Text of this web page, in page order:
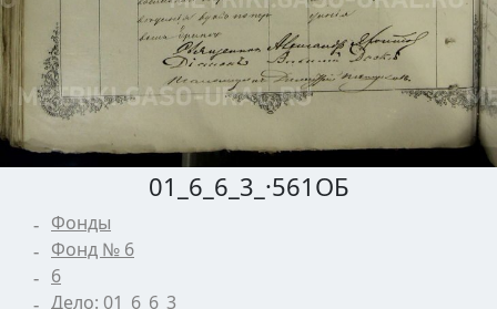
01_6_6_3_·561ОБ
Фонды
Фонд № 6
6
Дело: 01_6_6_3